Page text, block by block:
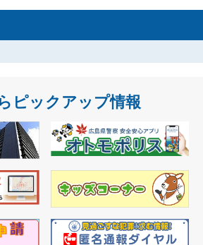
ピックアップ情報